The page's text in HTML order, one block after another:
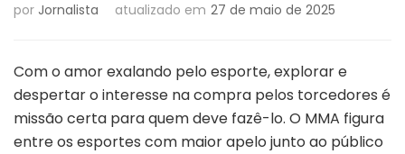
por Jornalista atualizado em 27 de maio de 2025
Com o amor exalando pelo esporte, explorar e
despertar o interesse na compra pelos torcedores é
missão certa para quem deve fazê-lo. O MMA figura
entre os esportes com maior apelo junto ao público